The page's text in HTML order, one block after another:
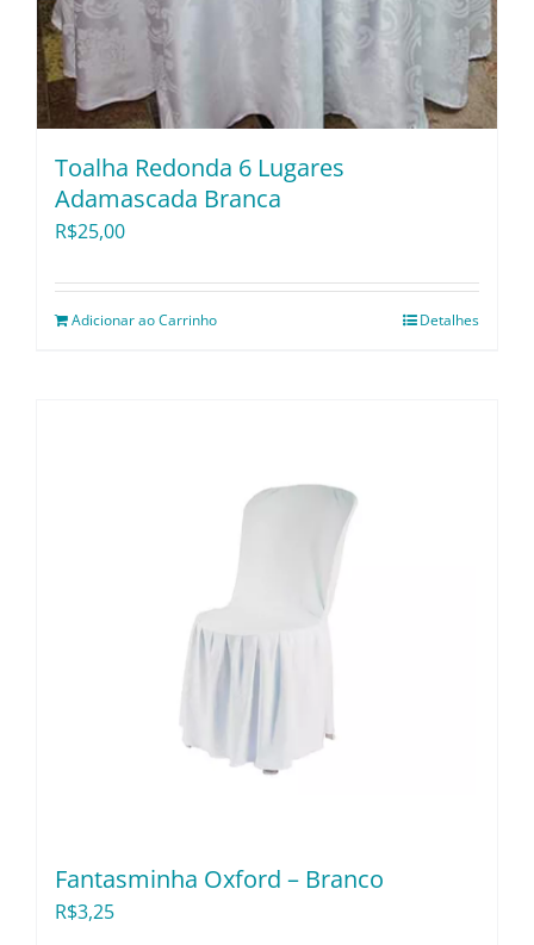
Toalha Redonda 6 Lugares
Adamascada Branca
R$25,00
Adicionar ao Carrinho Detalhes
Fantasminha Oxford – Branco
R$3,25